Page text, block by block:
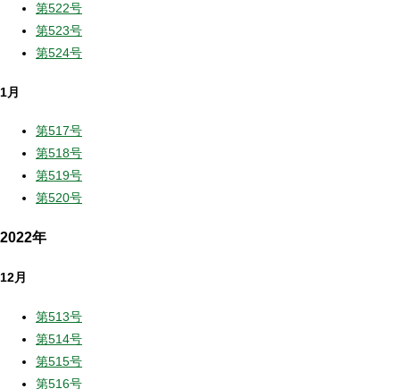
第522号
第523号
第524号
1月
第517号
第518号
第519号
第520号
2022年
12月
第513号
第514号
第515号
第516号